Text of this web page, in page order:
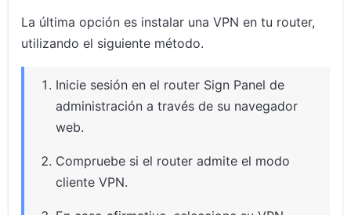
La última opción es instalar una VPN en tu router,
utilizando el siguiente método.
Inicie sesión en el router Sign Panel de
administración a través de su navegador
web.
Compruebe si el router admite el modo
cliente VPN.